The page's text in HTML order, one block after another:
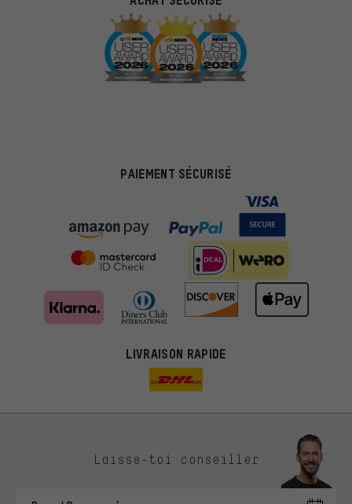
PAIEMENT SÉCURISÉ
LIVRAISON RAPIDE
Laisse-toi conseiller
Des offres plus adaptées
Au lieu de pubs au hasard, nous afficherons des offres plus